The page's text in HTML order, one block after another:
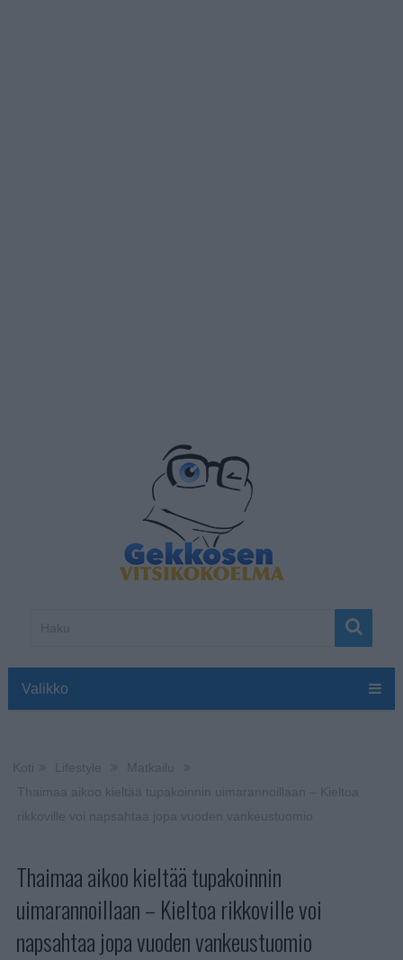
Valikko
Thaimaa aikoo kieltää tupakoinnin
uimarannoillaan – Kieltoa rikkoville voi
napsahtaa jopa vuoden vankeustuomio